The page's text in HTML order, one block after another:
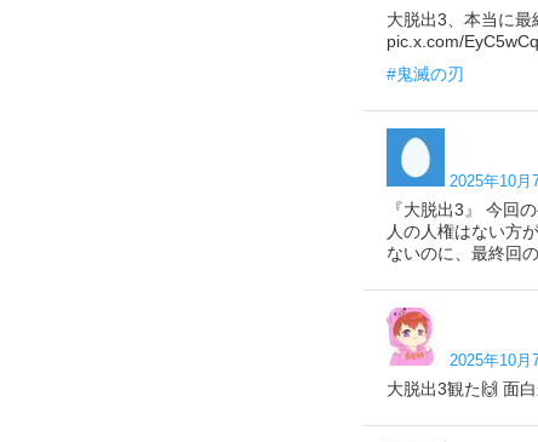
大脱出3、本当に
pic.x.com/
#鬼滅の刃
2025年10月
『大脱出3』 今回
人の人権はない方
ないのに、最終回
2025年10月
大脱出3観た🙌 面